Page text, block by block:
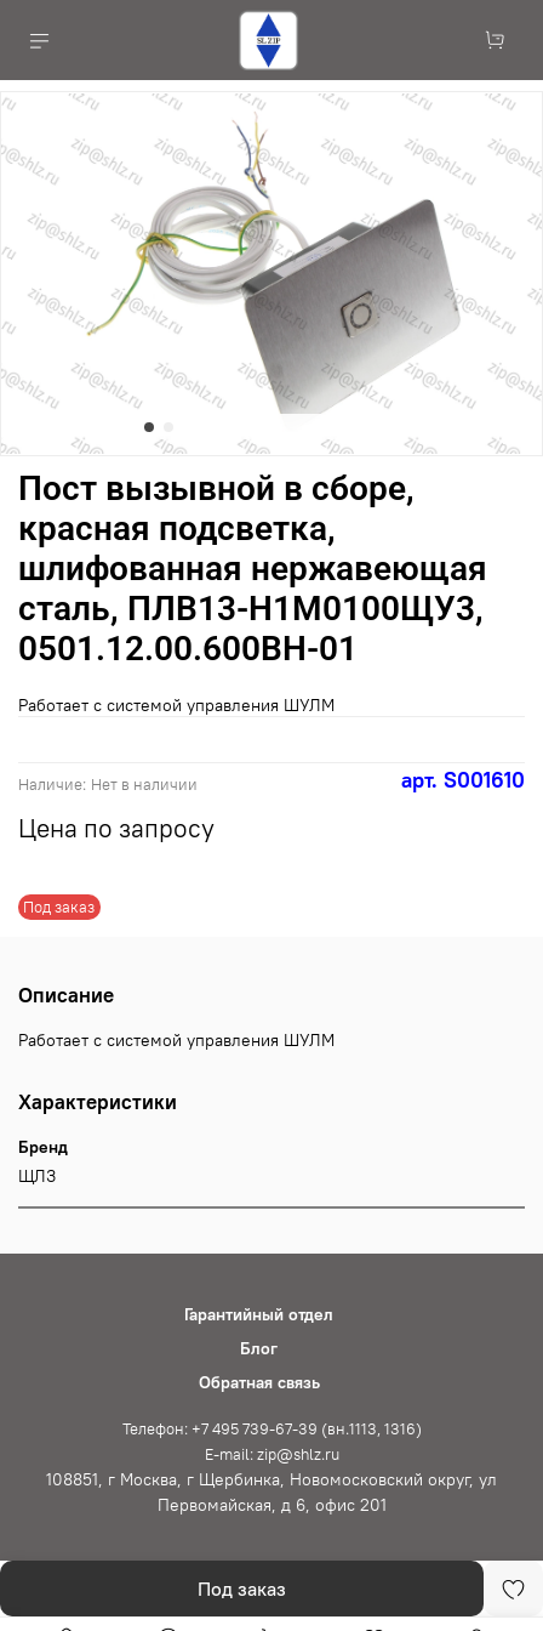
арт. S001610
Наличие: Нет в наличии
Под заказ
Пост вызывной в сборе,
красная подсветка,
шлифованная нержавеющая
сталь, ПЛВ13-Н1М0100ЩУ3,
0501.12.00.600ВН-01
Цена по запросу
Под заказ
Работает с системой управления ШУЛМ
Описание
Работает с системой управления ШУЛМ
Характеристики
Бренд
ЩЛЗ
Гарантийный отдел
Блог
Обратная связь
Телефон: +7 495 739-67-39 (вн.1113, 1316)
E-mail: zip@shlz.ru
108851, г Москва, г Щербинка, Новомосковский округ, ул
Первомайская, д 6, офис 201